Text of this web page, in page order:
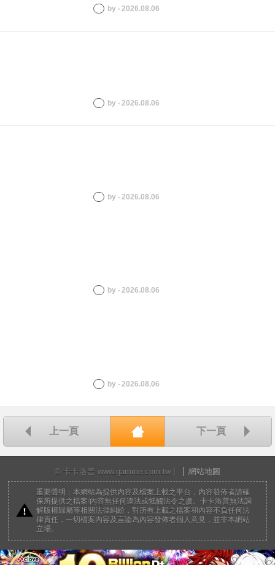
by ‧ 2026.08.06
by ‧ 2026.08.06
by ‧ 2026.08.06
by ‧ 2026.08.06
by ‧ 2026.08.06
上一頁 回首頁
下一頁
© 卡卡洛普 www.gamme.com.tw | 網站地圖
重要聲明：本網站為提供內容及檔案上載之平台，內容發佈者請確
保所提供之檔案/內容無任何違法或牴觸法令之虞。卡卡洛普無法調
解版權歸屬等相關法律糾紛，對所有上載之檔案和內容不負任何法
律責任，一切檔案內容及言論為內容發佈者個人意見，並非本網站
立場。